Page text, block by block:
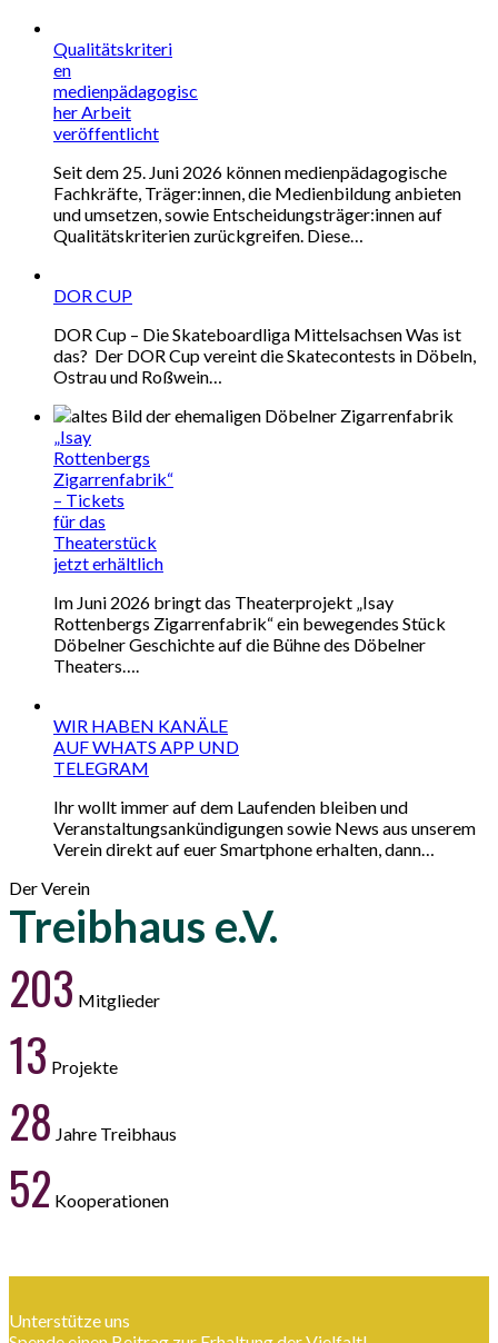
Qualitätskriteri
en
medienpädagogisc
her Arbeit
veröffentlicht
Seit dem 25. Juni 2026 können medienpädagogische
Fachkräfte, Träger:innen, die Medienbildung anbieten
und umsetzen, sowie Entscheidungsträger:innen auf
Qualitätskriterien zurückgreifen. Diese…
DOR CUP
DOR Cup – Die Skateboardliga Mittelsachsen Was ist
das? Der DOR Cup vereint die Skatecontests in Döbeln,
Ostrau und Roßwein…
„Isay
Rottenbergs
Zigarrenfabrik“
– Tickets
für das
Theaterstück
jetzt erhältlich
Im Juni 2026 bringt das Theaterprojekt „Isay
Rottenbergs Zigarrenfabrik“ ein bewegendes Stück
Döbelner Geschichte auf die Bühne des Döbelner
Theaters….
WIR HABEN KANÄLE
AUF WHATS APP UND
TELEGRAM
Ihr wollt immer auf dem Laufenden bleiben und
Veranstaltungsankündigungen sowie News aus unserem
Verein direkt auf euer Smartphone erhalten, dann…
Der Verein
Treibhaus e.V.
203 Mitglieder
13 Projekte
28 Jahre Treibhaus
52 Kooperationen
Unterstütze uns